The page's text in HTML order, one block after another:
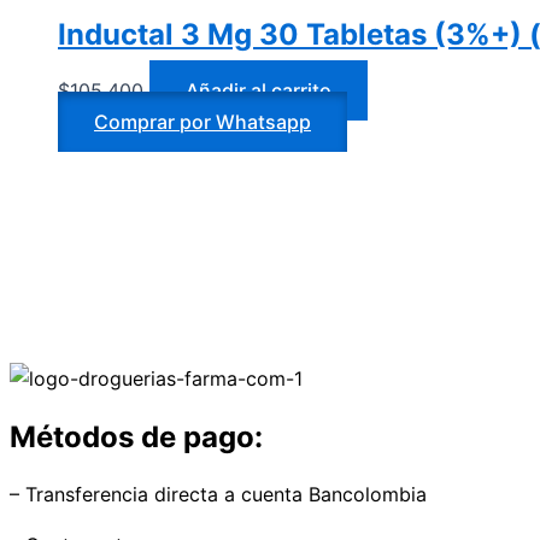
Inductal 3 Mg 30 Tabletas (3%+)
$105.400
Añadir al carrito
Comprar por Whatsapp
Métodos de pago:
– Transferencia directa a cuenta Bancolombia